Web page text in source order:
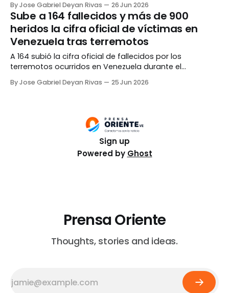
los momentos por los terremotos del pasado
miércoles, 24 de junio. Rodríguez señaló que 3.007
ciudadanos quedaron damnificados y 172 están
atrapados
By Jose Gabriel Deyan Rivas 26 Jun 2026
Sube a 164 fallecidos y más de 900
heridos la cifra oficial de víctimas en
Venezuela tras terremotos
A 164 subió la cifra oficial de fallecidos por los
terremotos ocurridos en Venezuela durante el
afectación en La Guaira y Caracas. La información fue
By Jose Gabriel Deyan Rivas 25 Jun 2026
Sign up
Powered by Ghost
Prensa Oriente
Thoughts, stories and ideas.